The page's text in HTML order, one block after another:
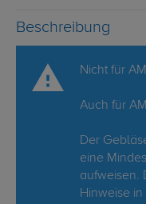
Beschreibung
Nicht für
Auch für
Der
eine
aufweisen.
Hinweise